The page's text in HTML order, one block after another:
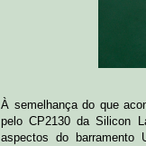
À semelhança do que
pelo CP2130 da Silicon
aspectos do